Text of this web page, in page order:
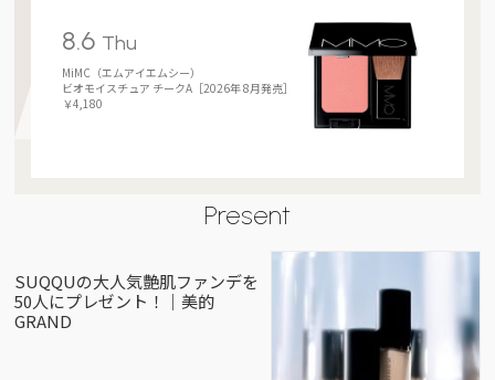
8.6 Thu
MiMC（エムアイエムシー）
ビオモイスチュア チークA［2026年 8月発売］
￥4,180
Present
SUQQUの大人気艶肌ファンデを
50人にプレゼント！｜美的
GRAND